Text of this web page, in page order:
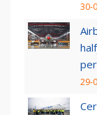
30-
29-